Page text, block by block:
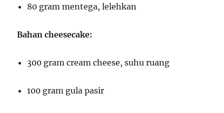
80 gram mentega, lelehkan
Bahan cheesecake:
300 gram cream cheese, suhu ruang
100 gram gula pasir